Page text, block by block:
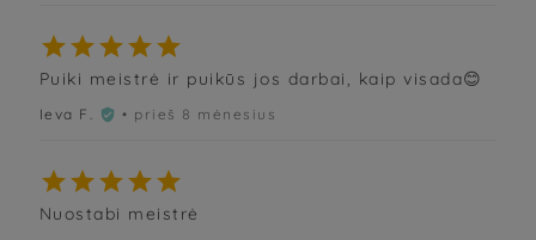

Puiki meistrė ir puikūs jos darbai, kaip visada😊
Ieva F.  • prieš 8 mėnesius

Nuostabi meistrė